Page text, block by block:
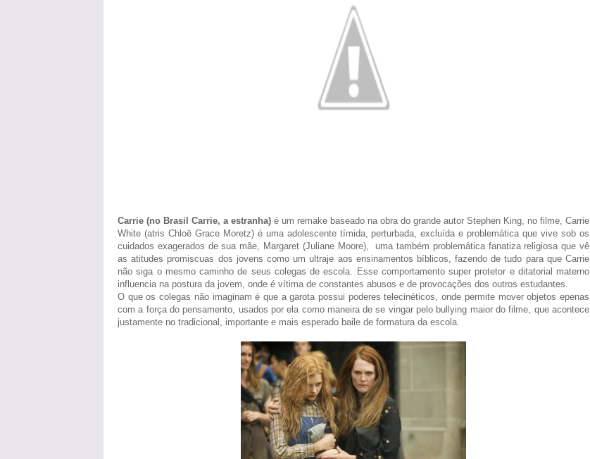
Carrie (no Brasil Carrie, a estranha) é um remake baseado na obra do grande autor Stephen King, no filme, Carrie
White (atris Chloë Grace Moretz) é uma adolescente tímida, perturbada, excluída e problemática que vive sob os
cuidados exagerados de sua mãe, Margaret (Juliane Moore), uma também problemática fanatiza religiosa que vê
as atitudes promiscuas dos jovens como um ultraje aos ensinamentos bíblicos, fazendo de tudo para que Carrie
não siga o mesmo caminho de seus colegas de escola. Esse comportamento super protetor e ditatorial materno
influencia na postura da jovem, onde é vítima de constantes abusos e de provocações dos outros estudantes.
O que os colegas não imaginam é que a garota possui poderes telecinéticos, onde permite mover objetos epenas
com a força do pensamento, usados por ela como maneira de se vingar pelo bullying maior do filme, que acontece
justamente no tradicional, importante e mais esperado baile de formatura da escola.